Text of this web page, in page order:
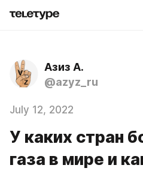
Азиз А.
@azyz_ru
July 12, 2022
У каких стран
газа в мире и